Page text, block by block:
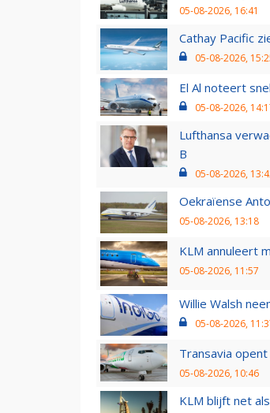
05-08-2026, 16:41
Cathay Pacific
05-08-2026,
El Al noteert
05-08-2026,
Lufthansa
B
05-08-2026,
Oekraïense
05-08-2026, 13:18
KLM annuleert
05-08-2026, 11:57
Willie Walsh
05-08-2026,
Transavia
05-08-2026, 10:46
KLM blijft net